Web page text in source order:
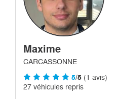
Maxime
CARCASSONNE
5/5 (1 avis)
27 véhicules repris